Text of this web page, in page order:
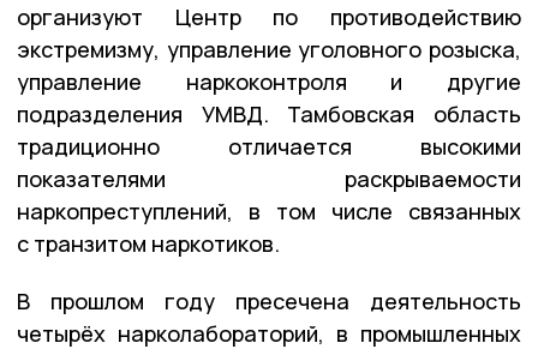
организуют Центр по противодействию
экстремизму, управление уголовного розыска,
управление наркоконтроля и другие
подразделения УМВД. Тамбовская область
традиционно отличается высокими
показателями раскрываемости
наркопреступлений, в том числе связанных
с транзитом наркотиков.
В прошлом году пресечена деятельность
четырёх нарколабораторий, в промышленных